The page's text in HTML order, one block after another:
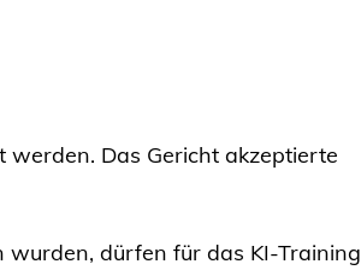
Das Gericht akzeptierte
dürfen für das KI-Training